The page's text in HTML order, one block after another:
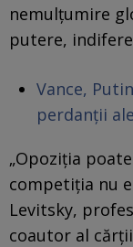
nemulțumire
putere,
Vance,
perdanții
„Opoziția
competiția nu
Levitsky,
coautor al cărții